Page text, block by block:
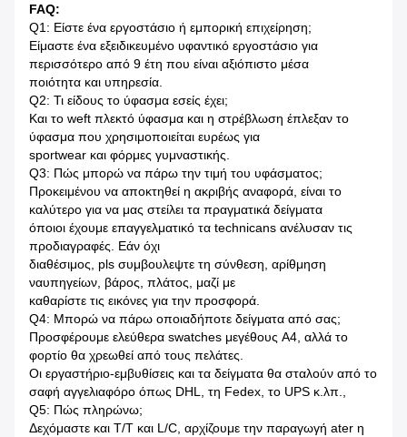
FAQ:
Q1: Είστε ένα εργοστάσιο ή εμπορική επιχείρηση;
Είμαστε ένα εξειδικευμένο υφαντικό εργοστάσιο για
περισσότερο από 9 έτη που είναι αξιόπιστο μέσα
ποιότητα και υπηρεσία.
Q2: Τι είδους το ύφασμα εσείς έχει;
Και το weft πλεκτό ύφασμα και η στρέβλωση έπλεξαν το
ύφασμα που χρησιμοποιείται ευρέως για
sportwear και φόρμες γυμναστικής.
Q3: Πώς μπορώ να πάρω την τιμή του υφάσματος;
Προκειμένου να αποκτηθεί η ακριβής αναφορά, είναι το
καλύτερο για να μας στείλει τα πραγματικά δείγματα
όποιοι έχουμε επαγγελματικό τα technicans ανέλυσαν τις
προδιαγραφές. Εάν όχι
διαθέσιμος, pls συμβουλεψτε τη σύνθεση, αρίθμηση
ναυπηγείων, βάρος, πλάτος, μαζί με
καθαρίστε τις εικόνες για την προσφορά.
Q4: Μπορώ να πάρω οποιαδήποτε δείγματα από σας;
Προσφέρουμε ελεύθερα swatches μεγέθους A4, αλλά το
φορτίο θα χρεωθεί από τους πελάτες.
Οι εργαστήριο-εμβυθίσεις και τα δείγματα θα σταλούν από το
σαφή αγγελιαφόρο όπως DHL, τη Fedex, το UPS κ.λπ.,
Q5: Πώς πληρώνω;
Δεχόμαστε και T/T και L/C, αρχίζουμε την παραγωγή ater η